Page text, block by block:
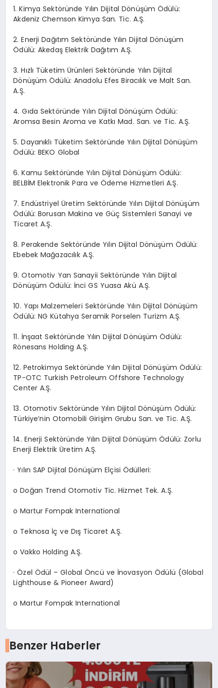
1. Kimya Sektöründe Yılın Dijital Dönüşüm Ödülü:
Akdeniz Chemson Kimya San. Tic. A.Ş.
2. Enerji Dağıtım Sektöründe Yılın Dijital Dönüşüm
Ödülü: Akedaş Elektrik Dağıtım A.Ş.
3. Hızlı Tüketim Ürünleri Sektöründe Yılın Dijital
Dönüşüm Ödülü: Anadolu Efes Biracılık ve Malt San.
A.Ş.
4. Gıda Sektöründe Yılın Dijital Dönüşüm Ödülü:
Aromsa Besin Aroma ve Katkı Mad. San. ve Tic. A.Ş.
5. Dayanıklı Tüketim Sektöründe Yılın Dijital Dönüşüm
Ödülü: BEKO Global
6. Kamu Sektöründe Yılın Dijital Dönüşüm Ödülü:
BELBİM Elektronik Para ve Ödeme Hizmetleri A.Ş.
7. Endüstriyel Üretim Sektöründe Yılın Dijital Dönüşüm
Ödülü: Borusan Makina ve Güç Sistemleri Sanayi ve
Ticaret A.Ş.
8. Perakende Sektöründe Yılın Dijital Dönüşüm Ödülü:
Ebebek Mağazacılık A.Ş.
9. Otomotiv Yan Sanayii Sektöründe Yılın Dijital
Dönüşüm Ödülü: İnci GS Yuasa Akü A.Ş.
10. Yapı Malzemeleri Sektöründe Yılın Dijital Dönüşüm
Ödülü: NG Kütahya Seramik Porselen Turizm A.Ş.
11. İnşaat Sektöründe Yılın Dijital Dönüşüm Ödülü:
Rönesans Holding A.Ş.
12. Petrokimya Sektöründe Yılın Dijital Dönüşüm Ödülü:
TP-OTC Turkish Petroleum Offshore Technology
Center A.Ş.
13. Otomotiv Sektöründe Yılın Dijital Dönüşüm Ödülü:
Türkiye’nin Otomobili Girişim Grubu San. ve Tic. A.Ş.
14. Enerji Sektöründe Yılın Dijital Dönüşüm Ödülü: Zorlu
Enerji Elektrik Üretim A.Ş.
· Yılın SAP Dijital Dönüşüm Elçisi Ödülleri:
o Doğan Trend Otomotiv Tic. Hizmet Tek. A.Ş.
o Martur Fompak International
o Teknosa İç ve Dış Ticaret A.Ş.
o Vakko Holding A.Ş.
· Özel Ödül – Global Öncü ve İnovasyon Ödülü (Global
Lighthouse & Pioneer Award)
o Martur Fompak International
Benzer Haberler